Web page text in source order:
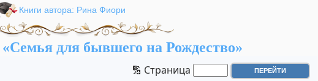
Книги автора: Рина Фиори
для бывшего на Рождество»
🔢 Страница